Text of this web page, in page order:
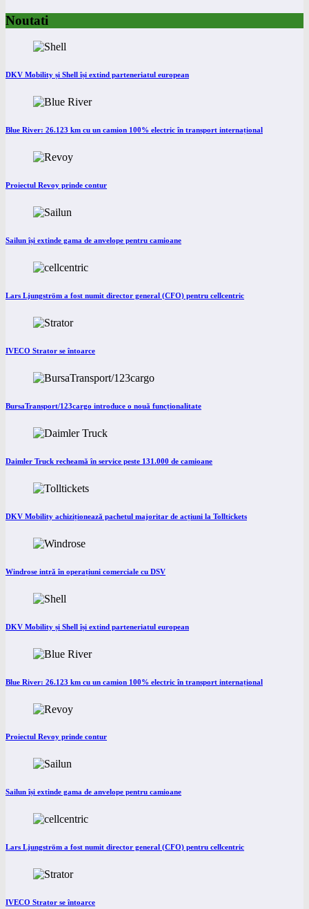
Noutati
DKV Mobility și Shell își extind parteneriatul european
Blue River: 26.123 km cu un camion 100% electric în transport internațional
Proiectul Revoy prinde contur
Sailun își extinde gama de anvelope pentru camioane
Lars Ljungström a fost numit director general (CFO) pentru cellcentric
IVECO Strator se întoarce
BursaTransport/123cargo introduce o nouă funcționalitate
Daimler Truck recheamă în service peste 131.000 de camioane
DKV Mobility achiziționează pachetul majoritar de acțiuni la Tolltickets
Windrose intră în operațiuni comerciale cu DSV
DKV Mobility și Shell își extind parteneriatul european
Blue River: 26.123 km cu un camion 100% electric în transport internațional
Proiectul Revoy prinde contur
Sailun își extinde gama de anvelope pentru camioane
Lars Ljungström a fost numit director general (CFO) pentru cellcentric
IVECO Strator se întoarce